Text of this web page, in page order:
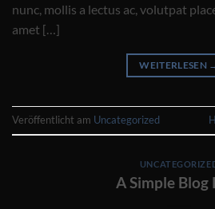
nunc, mollis a lectus ac, volutpat
amet […]
WEITERLESEN
Veröffentlicht am Uncategorized
A Simple Blog